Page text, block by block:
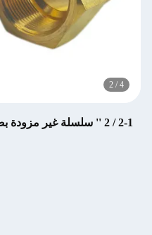
2 / 4
2-1 / 2 '' سلسلة غير مزودة بصمامات مباشرة من خلال المقرنة